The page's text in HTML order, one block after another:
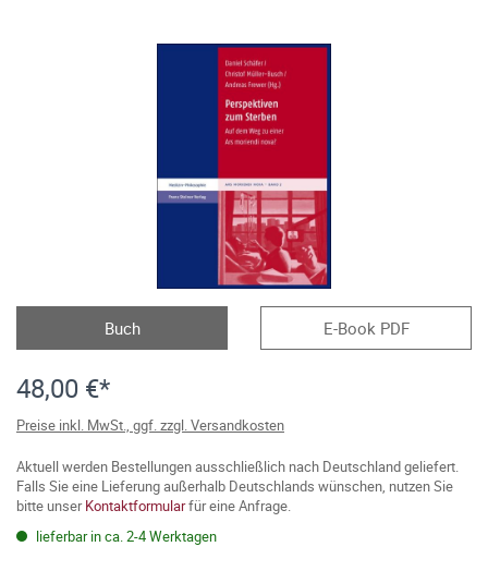
Buch E-Book PDF
48,00 €*
Preise inkl. MwSt., ggf. zzgl. Versandkosten
Aktuell werden Bestellungen ausschließlich nach Deutschland geliefert.
Falls Sie eine Lieferung außerhalb Deutschlands wünschen, nutzen Sie
bitte unserKontaktformularfür eine Anfrage.
lieferbar in ca. 2-4 Werktagen